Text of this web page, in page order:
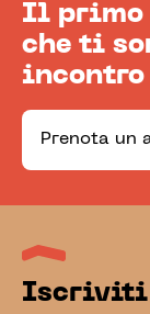
Il primo
che ti
incontro
Prenota un
Iscriviti